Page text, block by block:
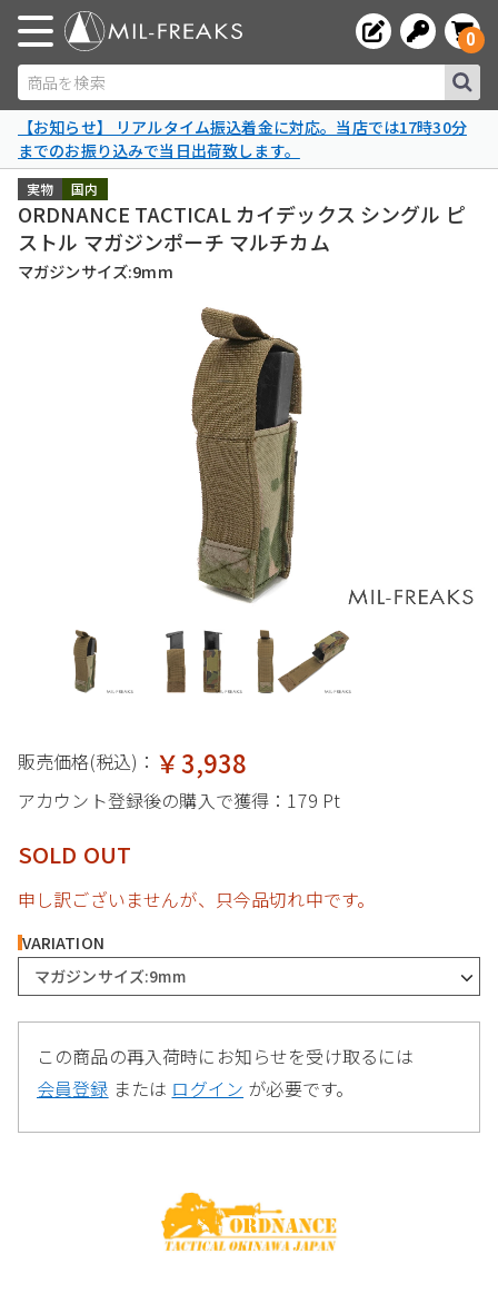
商品を検索
0
【お知らせ】 リアルタイム振込着金に対応。当店では17時30分
までのお振り込みで当日出荷致します。
国内
実物
ORDNANCE TACTICAL カイデックス シングル ピ
ストル マガジンポーチ マルチカム
マガジンサイズ:9mm
販売価格(税込)： ￥3,938
アカウント登録後の購入で獲得： 179 Pt
SOLD OUT
申し訳ございませんが、只今品切れ中です。
VARIATION
マガジンサイズ:9mm
この商品の再入荷時にお知らせを受け取るには
会員登録 または ログイン が必要です。